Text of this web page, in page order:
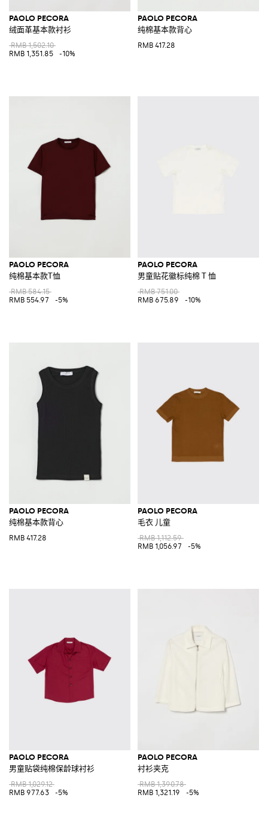
PAOLO PECORA
绒面革基本款衬衫
RMB 1,502.10
RMB 1,351.85
-10%
PAOLO PECORA
纯棉基本款背心
RMB 417.28
PAOLO PECORA
纯棉基本款T恤
RMB 584.15
RMB 554.97
-5%
PAOLO PECORA
男童贴花徽标纯棉 T 恤
RMB 751.00
RMB 675.89
-10%
PAOLO PECORA
纯棉基本款背心
RMB 417.28
PAOLO PECORA
毛衣 儿童
RMB 1,112.59
RMB 1,056.97
-5%
PAOLO PECORA
男童贴袋纯棉保龄球衬衫
RMB 1,029.12
RMB 977.63
-5%
PAOLO PECORA
衬衫夹克
RMB 1,390.78
RMB 1,321.19
-5%